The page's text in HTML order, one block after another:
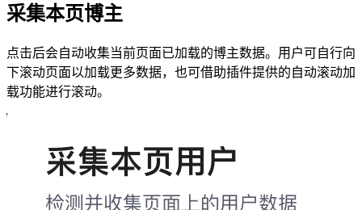
采集本页博主
点击后会自动收集当前页面已加载的博主数据。用户可自行向
下滚动页面以加载更多数据，也可借助插件提供的自动滚动加
载功能进行滚动。